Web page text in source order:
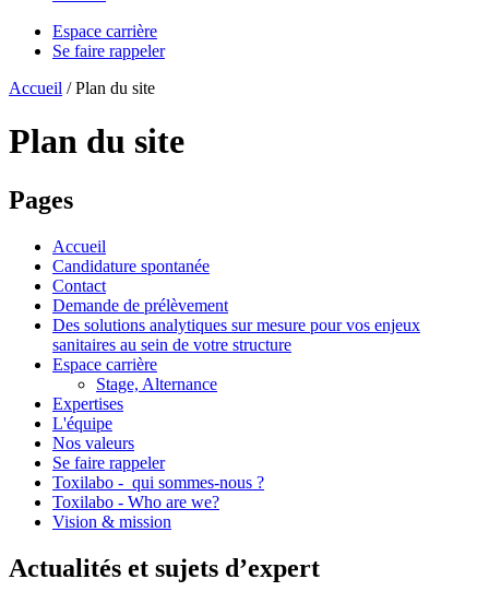
Espace carrière
Se faire rappeler
Accueil /Plan du site
Plan du site
Pages
Accueil
Candidature spontanée
Contact
Demande de prélèvement
Des solutions analytiques sur mesure pour vos enjeux
sanitaires au sein de votre structure
Espace carrière
Stage, Alternance
Expertises
L'équipe
Nos valeurs
Se faire rappeler
Toxilabo - qui sommes-nous ?
Toxilabo - Who are we?
Vision & mission
Actualités et sujets d’expert